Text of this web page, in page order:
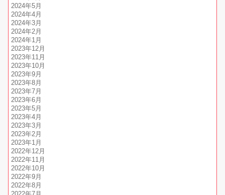
2024年5月
2024年4月
2024年3月
2024年2月
2024年1月
2023年12月
2023年11月
2023年10月
2023年9月
2023年8月
2023年7月
2023年6月
2023年5月
2023年4月
2023年3月
2023年2月
2023年1月
2022年12月
2022年11月
2022年10月
2022年9月
2022年8月